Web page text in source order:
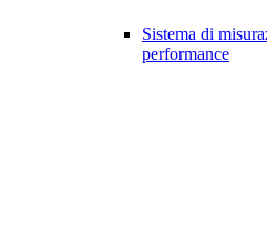
Sistema di
performance